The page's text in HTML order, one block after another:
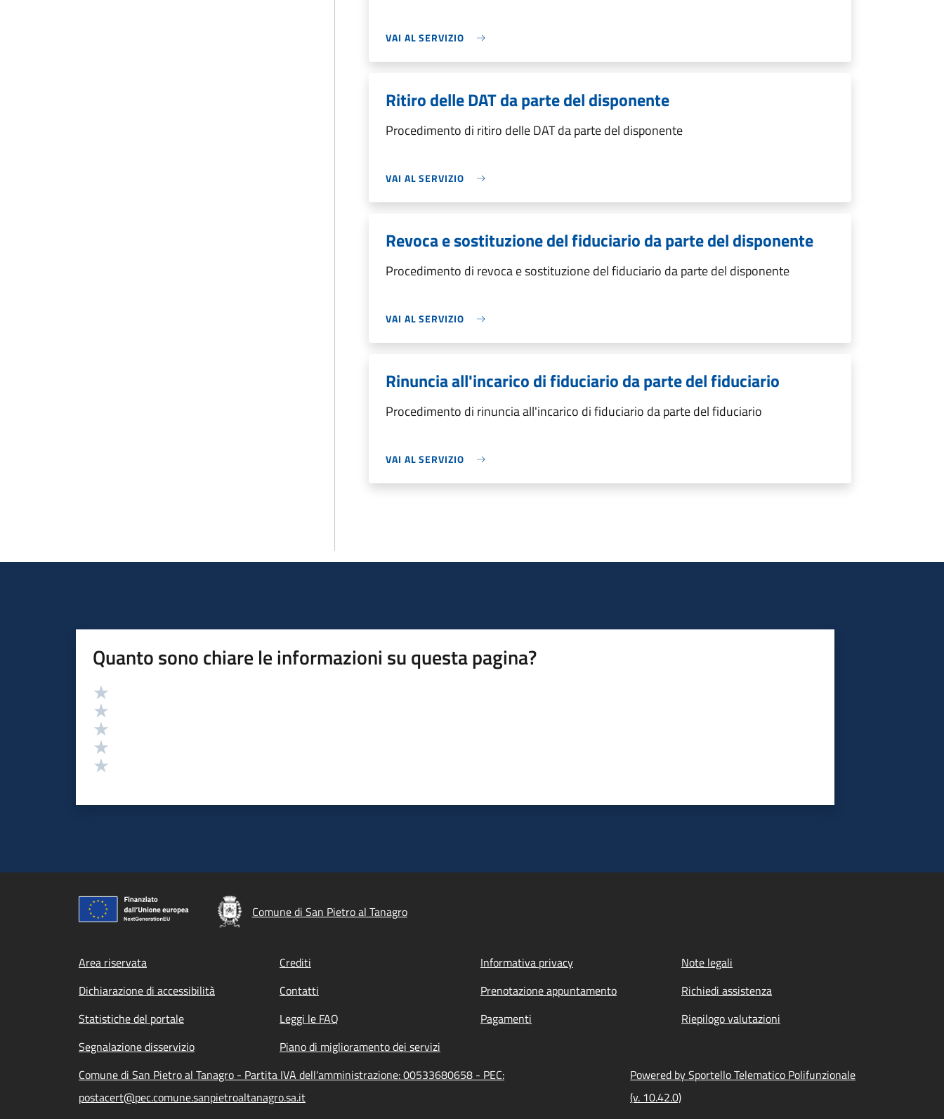
VAI AL SERVIZIO
Ritiro delle DAT da parte del disponente
Procedimento di ritiro delle DAT da parte del disponente
VAI AL SERVIZIO
Revoca e sostituzione del fiduciario da parte del disponente
Procedimento di revoca e sostituzione del fiduciario da parte del disponente
VAI AL SERVIZIO
Rinuncia all'incarico di fiduciario da parte del fiduciario
Procedimento di rinuncia all'incarico di fiduciario da parte del fiduciario
VAI AL SERVIZIO
Quanto sono chiare le informazioni su questa pagina?
Valutazione
Comune di San Pietro al Tanagro
Footer menu
Area riservata Crediti Informativa privacy
Note legali
Dichiarazione di accessibilità
Contatti Prenotazione appuntamento
Richiedi assistenza
Statistiche del portale
Leggi le FAQ Pagamenti
Riepilogo valutazioni
Segnalazione disservizio
Piano di miglioramento dei servizi
Comune di San Pietro al Tanagro - Partita IVA dell'amministrazione: 00533680658 - PEC:
postacert@pec.comune.sanpietroaltanagro.sa.it
Powered by Sportello Telematico Polifunzionale
(v. 10.42.0)